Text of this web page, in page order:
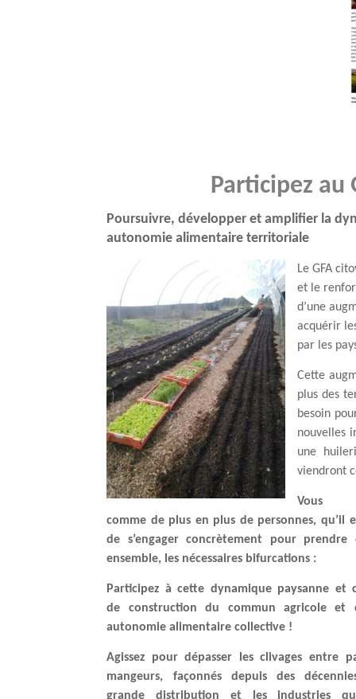
Participez au
Poursuivre, développer et amplifier la
autonomie alimentaire territoriale
Le GFA
et le
d’une
acquérir
par les
Cette
plus des
besoin
nouvelles
une
viendront
Vous
comme de plus en plus de personnes, qu’il
de s’engager concrètement pour prendre
ensemble, les nécessaires bifurcations :
Participez à cette dynamique paysanne et
de construction du commun agricole et
autonomie alimentaire collective !
Agissez pour dépasser les clivages entre
mangeurs, façonnés depuis des
grande distribution et les industries